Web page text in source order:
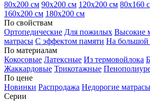
80х200 см 90х200 см 120х200 см 80х160
160х200 см 180х200 см
По свойствам
Ортопедические Для пожилых Высокие
матрасы С эффектом памяти На большой
По материалам
Кокосовые Латексные Из термовойлока
Жаккардовые Трикотажные
По цене
Новинки Распродажа Недорогие матрасы
Серии